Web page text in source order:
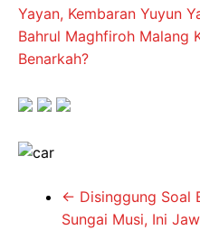
Yayan, Kembaran Yuyun
Bahrul Maghfiroh Malang
Benarkah?
← Disinggung Soal
Sungai Musi, Ini